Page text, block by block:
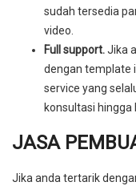
sudah tersedia
video.
Full support.Jika
dengan template
service yang
konsultasi
JASA
Jika anda tertarik